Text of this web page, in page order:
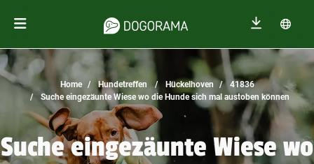
Home Hundetreffen Hückelhoven
41836
Suche eingezäunte Wiese wo die Hunde sich mal austoben können
Suche eingezäunte Wiese wo